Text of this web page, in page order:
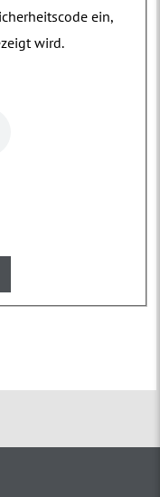
ein,
wird.